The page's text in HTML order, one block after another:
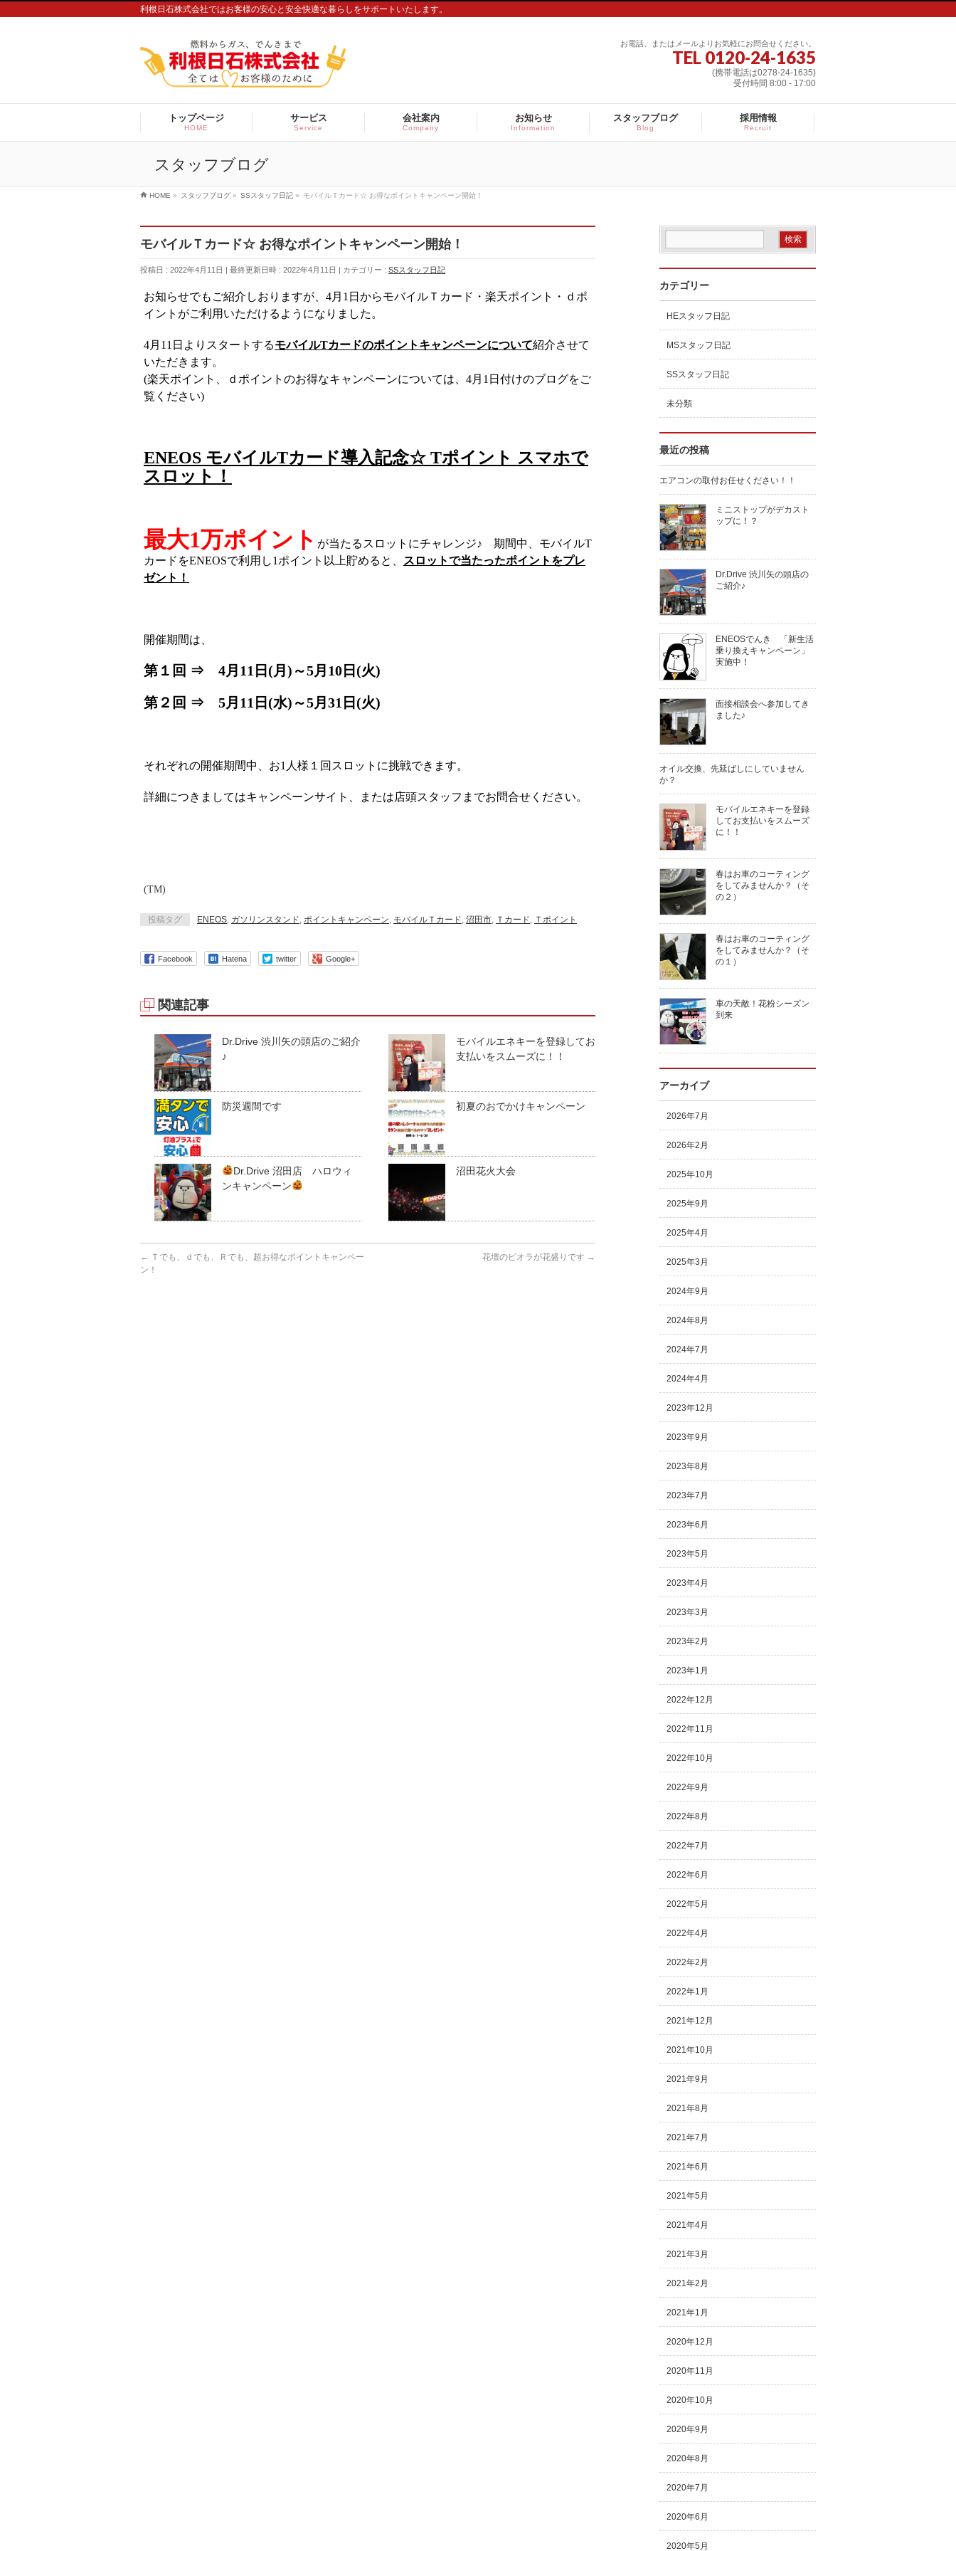
利根日石株式会社ではお客様の安心と安全快適な暮らしをサポートいたします。
お電話、またはメールよりお気軽にお問合せください。
TEL 0120-24-1635
(携帯電話は0278-24-1635)
受付時間 8:00 - 17:00
トップページ
HOME
サービス
Service
会社案内
Company
お知らせ
Information
スタッフブログ
Blog
採用情報
Recruit
スタッフブログ
HOME » スタッフブログ » SSスタッフ日記 » モバイルＴカード☆ お得なポイントキャンペーン開始！
モバイルＴカード☆ お得なポイントキャンペーン開始！
投稿日 : 2022年4月11日 最終更新日時 : 2022年4月11日 カテゴリー : SSスタッフ日記
お知らせでもご紹介しおりますが、4月1日からモバイルＴカード・楽天ポイント・ｄポ
イントがご利用いただけるようになりました。
4月11日よりスタートするモバイルTカードのポイントキャンペーンについて紹介させて
いただきます。
(楽天ポイント、ｄポイントのお得なキャンペーンについては、4月1日付けのブログをご
覧ください)
ENEOS モバイルTカード導入記念☆ Tポイント スマホで
スロット！
最大1万ポイント が当たるスロットにチャレンジ♪ 期間中、モバイルT
カードをENEOSで利用し1ポイント以上貯めると、
スロットで当たったポイントをプレ
ゼント！
開催期間は、
第１回 ⇒ 4月11日(月)～5月10日(火)
第２回 ⇒ 5月11日(水)～5月31日(火)
それぞれの開催期間中、お1人様１回スロットに挑戦できます。
詳細につきましてはキャンペーンサイト、または店頭スタッフまでお問合せください。
(TM)
投稿タグ ENEOS, ガソリンスタンド, ポイントキャンペーン, モバイルＴカード, 沼田市, Ｔカード, Ｔポイント
Facebook Hatena twitter Google+
関連記事
Dr.Drive 渋川矢の頭店のご紹介
♪
モバイルエネキーを登録してお
支払いをスムーズに！！
防災週間です 初夏のおでかけキャンペーン
Dr.Drive 沼田店 ハロウィ
ンキャンペーン
沼田花火大会
← Ｔでも、ｄでも、Ｒでも、超お得なポイントキャンペー
ン！
花壇のビオラが花盛りです →
カテゴリー
HEスタッフ日記
MSスタッフ日記
SSスタッフ日記
未分類
最近の投稿
エアコンの取付お任せください！！
ミニストップがデカスト
ップに！？
Dr.Drive 渋川矢の頭店の
ご紹介♪
ENEOSでんき 「新生活
乗り換えキャンペーン」
実施中！
面接相談会へ参加してき
ました♪
オイル交換、先延ばしにしていません
か？
モバイルエネキーを登録
してお支払いをスムーズ
に！！
春はお車のコーティング
をしてみませんか？（そ
の２）
春はお車のコーティング
をしてみませんか？（そ
の１）
車の天敵！花粉シーズン
到来
アーカイブ
2026年7月
2026年2月
2025年10月
2025年9月
2025年4月
2025年3月
2024年9月
2024年8月
2024年7月
2024年4月
2023年12月
2023年9月
2023年8月
2023年7月
2023年6月
2023年5月
2023年4月
2023年3月
2023年2月
2023年1月
2022年12月
2022年11月
2022年10月
2022年9月
2022年8月
2022年7月
2022年6月
2022年5月
2022年4月
2022年2月
2022年1月
2021年12月
2021年10月
2021年9月
2021年8月
2021年7月
2021年6月
2021年5月
2021年4月
2021年3月
2021年2月
2021年1月
2020年12月
2020年11月
2020年10月
2020年9月
2020年8月
2020年7月
2020年6月
2020年5月